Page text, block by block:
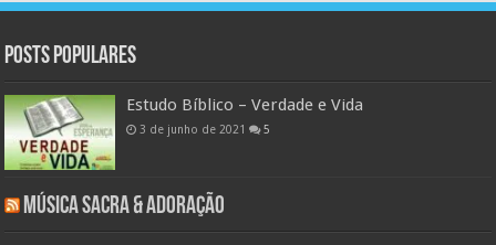
Posts populares
Estudo Bíblico – Verdade e Vida
3 de junho de 2021 5
Música Sacra & Adoração